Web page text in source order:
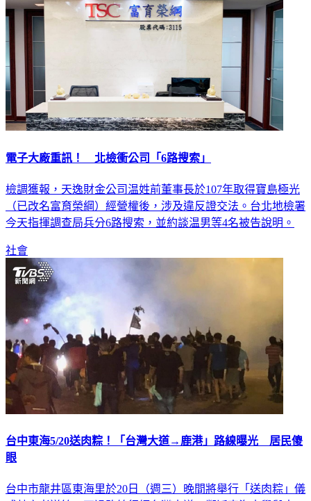
電子大廠重訊！ 北檢衝公司「6路搜索」
檢調獲報，天逸財金公司温姓前董事長於107年取得寶島極光
（已改名富育榮綱）經營權後，涉及違反證交法。台北地檢署
今天指揮調查局兵分6路搜索，並約談温男等4名被告說明。
社會
台中東海5/20送肉粽！「台灣大道→鹿港」路線曝光 居民傻
眼
台中市龍井區東海里於20日（週三）晚間將舉行「送肉粽」儀